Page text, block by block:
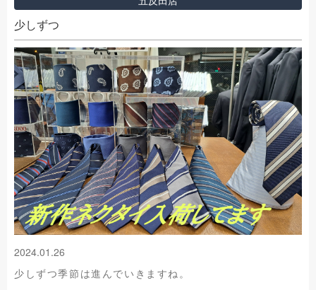
少しずつ
2024.01.26
少しずつ季節は進んでいきますね。